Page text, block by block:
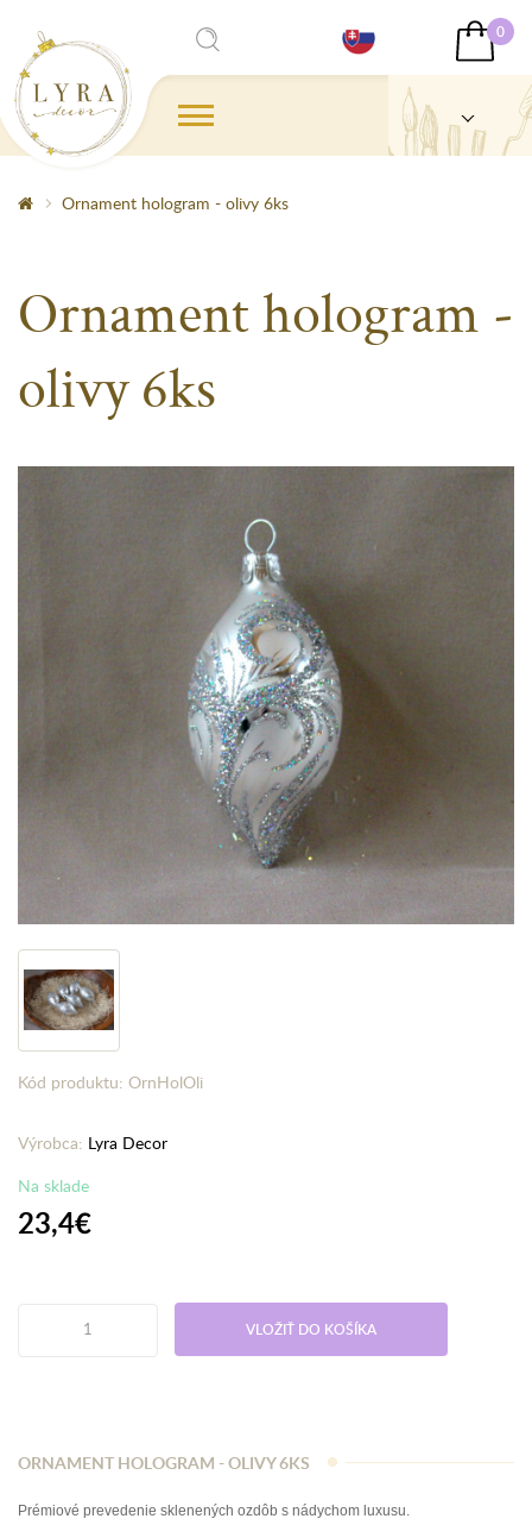
0
Ornament hologram - olivy 6ks
Ornament hologram -
olivy 6ks
Kód produktu: OrnHolOli
Výrobca: Lyra Decor
Na sklade
23,4€
VLOŽIŤ DO KOŠÍKA
ORNAMENT HOLOGRAM - OLIVY 6KS
Prémiové prevedenie sklenených ozdôb s nádychom luxusu.